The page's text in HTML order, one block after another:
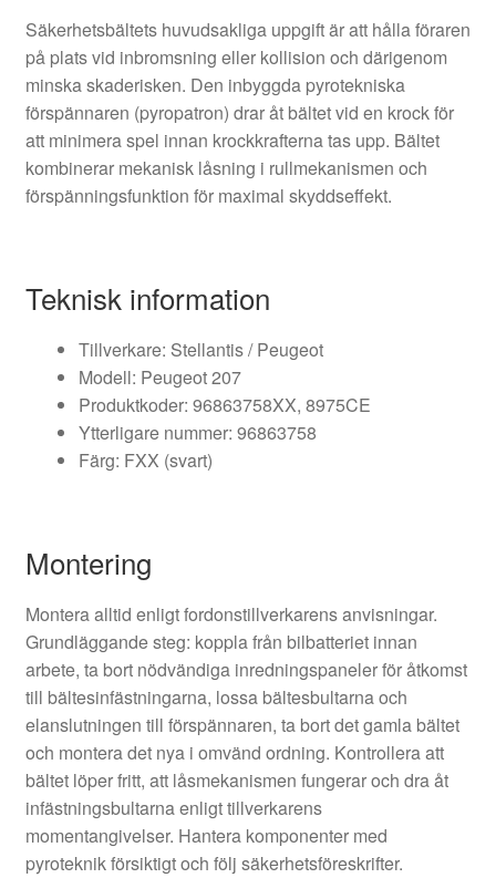
Säkerhetsbältets huvudsakliga uppgift är att hålla föraren
på plats vid inbromsning eller kollision och därigenom
minska skaderisken. Den inbyggda pyrotekniska
förspännaren (pyropatron) drar åt bältet vid en krock för
att minimera spel innan krockkrafterna tas upp. Bältet
kombinerar mekanisk låsning i rullmekanismen och
förspänningsfunktion för maximal skyddseffekt.
Teknisk information
Tillverkare: Stellantis / Peugeot
Modell: Peugeot 207
Produktkoder: 96863758XX, 8975CE
Ytterligare nummer: 96863758
Färg: FXX (svart)
Montering
Montera alltid enligt fordonstillverkarens anvisningar.
Grundläggande steg: koppla från bilbatteriet innan
arbete, ta bort nödvändiga inredningspaneler för åtkomst
till bältesinfästningarna, lossa bältesbultarna och
elanslutningen till förspännaren, ta bort det gamla bältet
och montera det nya i omvänd ordning. Kontrollera att
bältet löper fritt, att låsmekanismen fungerar och dra åt
infästningsbultarna enligt tillverkarens
momentangivelser. Hantera komponenter med
pyroteknik försiktigt och följ säkerhetsföreskrifter.